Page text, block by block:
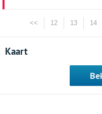
<< 12 13 14
Kaart